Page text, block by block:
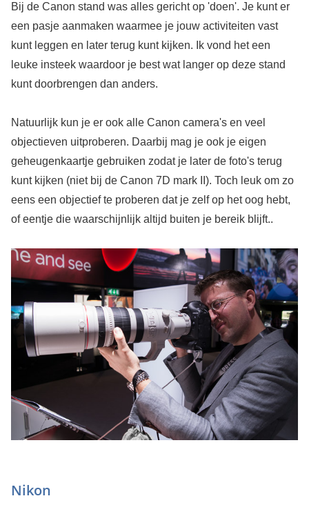
Bij de Canon stand was alles gericht op 'doen'. Je kunt er
een pasje aanmaken waarmee je jouw activiteiten vast
kunt leggen en later terug kunt kijken. Ik vond het een
leuke insteek waardoor je best wat langer op deze stand
kunt doorbrengen dan anders.
Natuurlijk kun je er ook alle Canon camera's en veel
objectieven uitproberen. Daarbij mag je ook je eigen
geheugenkaartje gebruiken zodat je later de foto's terug
kunt kijken (niet bij de Canon 7D mark II). Toch leuk om zo
eens een objectief te proberen dat je zelf op het oog hebt,
of eentje die waarschijnlijk altijd buiten je bereik blijft..
Nikon